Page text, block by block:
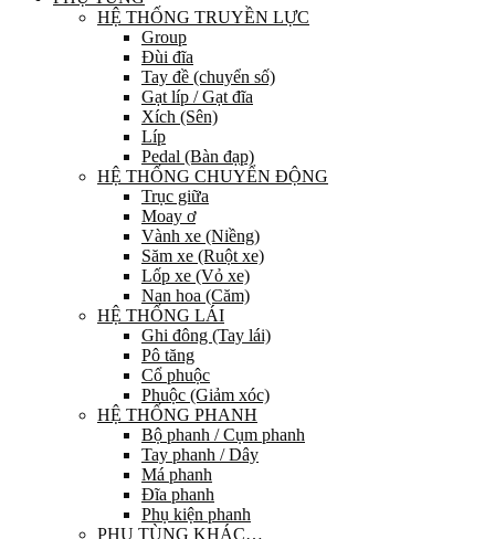
HỆ THỐNG TRUYỀN LỰC
Group
Đùi đĩa
Tay đề (chuyển số)
Gạt líp / Gạt đĩa
Xích (Sên)
Líp
Pedal (Bàn đạp)
HỆ THỐNG CHUYỂN ĐỘNG
Trục giữa
Moay ơ
Vành xe (Niềng)
Săm xe (Ruột xe)
Lốp xe (Vỏ xe)
Nan hoa (Căm)
HỆ THỐNG LÁI
Ghi đông (Tay lái)
Pô tăng
Cổ phuộc
Phuộc (Giảm xóc)
HỆ THỐNG PHANH
Bộ phanh / Cụm phanh
Tay phanh / Dây
Má phanh
Đĩa phanh
Phụ kiện phanh
PHỤ TÙNG KHÁC…